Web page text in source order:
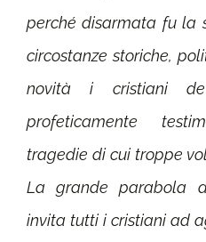
perché disarmata fu la
circostanze storiche,
novità i cristiani
profeticamente
tragedie di cui troppe
La grande parabola
invita tutti i cristiani ad